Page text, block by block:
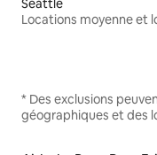
Seattle
* Des exclusions
géographiques et des